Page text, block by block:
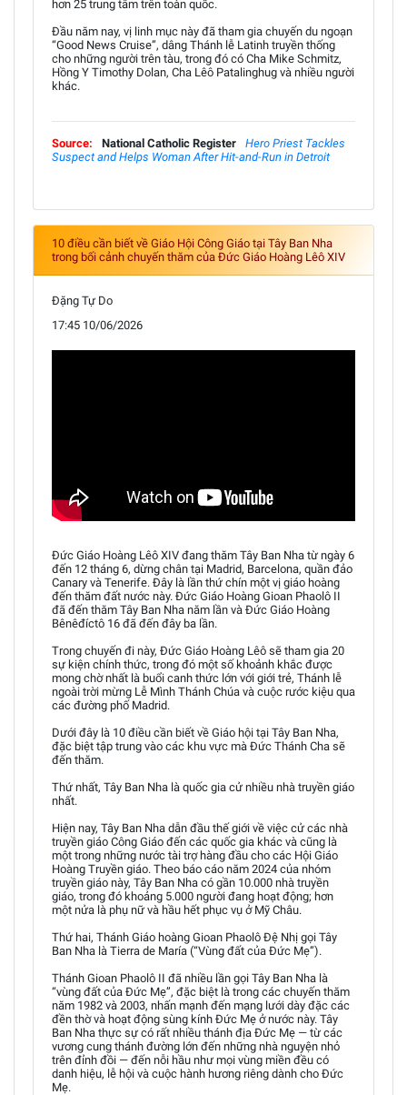
hơn 25 trung tâm trên toàn quốc.
Đầu năm nay, vị linh mục này đã tham gia chuyến du ngoạn
“Good News Cruise”, dâng Thánh lễ Latinh truyền thống
cho những người trên tàu, trong đó có Cha Mike Schmitz,
Hồng Y Timothy Dolan, Cha Lêô Patalinghug và nhiều người
khác.
Source: National Catholic Register
Hero Priest Tackles
Suspect and Helps Woman After Hit-and-Run in Detroit
10 điều cần biết về Giáo Hội Công Giáo tại Tây Ban Nha
trong bối cảnh chuyến thăm của Đức Giáo Hoàng Lêô XIV
Đặng Tự Do
17:45 10/06/2026
Đức Giáo Hoàng Lêô XIV đang thăm Tây Ban Nha từ ngày 6
đến 12 tháng 6, dừng chân tại Madrid, Barcelona, quần đảo
Canary và Tenerife. Đây là lần thứ chín một vị giáo hoàng
đến thăm đất nước này. Đức Giáo Hoàng Gioan Phaolô II
đã đến thăm Tây Ban Nha năm lần và Đức Giáo Hoàng
Bênêđíctô 16 đã đến đây ba lần.
Trong chuyến đi này, Đức Giáo Hoàng Lêô sẽ tham gia 20
sự kiện chính thức, trong đó một số khoảnh khắc được
mong chờ nhất là buổi canh thức lớn với giới trẻ, Thánh lễ
ngoài trời mừng Lễ Mình Thánh Chúa và cuộc rước kiệu qua
các đường phố Madrid.
Dưới đây là 10 điều cần biết về Giáo hội tại Tây Ban Nha,
đặc biệt tập trung vào các khu vực mà Đức Thánh Cha sẽ
đến thăm.
Thứ nhất, Tây Ban Nha là quốc gia cử nhiều nhà truyền giáo
nhất.
Hiện nay, Tây Ban Nha dẫn đầu thế giới về việc cử các nhà
truyền giáo Công Giáo đến các quốc gia khác và cũng là
một trong những nước tài trợ hàng đầu cho các Hội Giáo
Hoàng Truyền giáo. Theo báo cáo năm 2024 của nhóm
truyền giáo này, Tây Ban Nha có gần 10.000 nhà truyền
giáo, trong đó khoảng 5.000 người đang hoạt động; hơn
một nửa là phụ nữ và hầu hết phục vụ ở Mỹ Châu.
Thứ hai, Thánh Giáo hoàng Gioan Phaolô Đệ Nhị gọi Tây
Ban Nha là Tierra de María (“Vùng đất của Đức Mẹ”).
Thánh Gioan Phaolô II đã nhiều lần gọi Tây Ban Nha là
“vùng đất của Đức Mẹ”, đặc biệt là trong các chuyến thăm
năm 1982 và 2003, nhấn mạnh đến mạng lưới dày đặc các
đền thờ và hoạt động sùng kính Đức Mẹ ở nước này. Tây
Ban Nha thực sự có rất nhiều thánh địa Đức Mẹ — từ các
vương cung thánh đường lớn đến những nhà nguyện nhỏ
trên đỉnh đồi — đến nỗi hầu như mọi vùng miền đều có
danh hiệu, lễ hội và cuộc hành hương riêng dành cho Đức
Mẹ.